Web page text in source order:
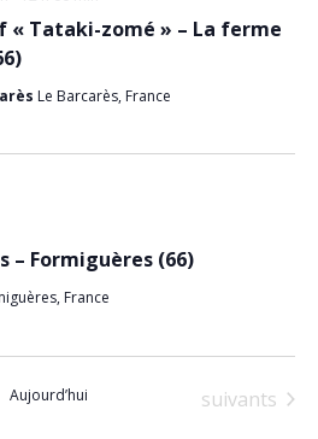
Tataki-zomé » – La ferme
Le Barcarès, France
– Formiguères (66)
France
Aujourd’hui Évènements
suivants